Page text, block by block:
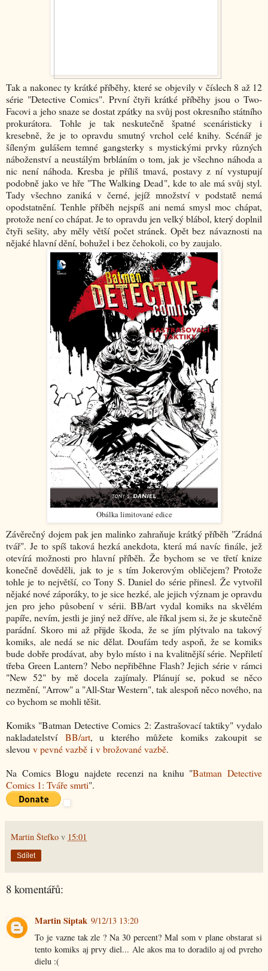
Tak a nakonec ty krátké příběhy, které se objevily v číslech 8 až 12
série "Detective Comics". První čtyři krátké příběhy jsou o Two-
Facovi a jeho snaze se dostat zpátky na svůj post okresního státního
prokurátora. Tohle je tak neskutečně špatné scenáristicky i
kresebně, že je to opravdu smutný vrchol celé knihy. Scénář je
šíleným gulášem temné gangsterky s mystickými prvky různých
náboženství a neustálým brbláním o tom, jak je všechno náhoda a
nic není náhoda. Kresba je příliš tmavá, postavy z ní vystupují
podobně jako ve hře "The Walking Dead", kde to ale má svůj styl.
Tady všechno zaniká v černé, jejíž množství v podstatě nemá
opodstatnění. Tenhle příběh nejspíš ani nemá smysl moc chápat,
protože není co chápat. Je to opravdu jen velký blábol, který doplnil
čtyři sešity, aby měly větší počet stránek. Opět bez návaznosti na
nějaké hlavní dění, bohužel i bez čehokoli, co by zaujalo.
Obálka limitované edice
Závěrečný dojem pak jen malinko zahraňuje krátký příběh "Zrádná
tvář". Je to spíš taková hezká anekdota, která má navíc finále, jež
otevírá možnosti pro hlavní příběh. Že bychom se ve třetí knize
konečně dověděli, jak to je s tím Jokerovým obličejem? Protože
tohle je to největší, co Tony S. Daniel do série přinesl. Že vytvořil
nějaké nové záporáky, to je sice hezké, ale jejich význam je opravdu
jen pro jeho působení v sérii. BB/art vydal komiks na skvělém
papíře, nevím, jestli je jiný než dříve, ale říkal jsem si, že je skutečně
parádní. Skoro mi až přijde škoda, že se jím plýtvalo na takový
komiks, ale nedá se nic dělat. Doufám tedy aspoň, že se komiks
bude dobře prodávat, aby bylo místo i na kvalitnější série. Nepřiletí
třeba Green Lantern? Nebo nepřiběhne Flash? Jejich série v rámci
"New 52" by mě docela zajímaly. Plánují se, pokud se něco
nezmění, "Arrow" a "All-Star Western", tak alespoň něco nového, na
co bychom se mohli těšit.
Komiks "Batman Detective Comics 2: Zastrašovací taktiky" vydalo
nakladatelství BB/art, u kterého můžete komiks zakoupit se
slevou v pevné vazbě i v brožované vazbě.
Na Comics Blogu najdete recenzi na knihu "Batman Detective
Comics 1: Tváře smrti".
Martin Štefko v 15:01
Sdílet
8 komentářů:
Martin Siptak 9/12/13 13:20
To je vazne tak zle ? Na 30 percent? Mal som v plane obstarat si
tento komiks aj prvy diel... Ale akos ma to doradilo aj od pvreho
dielu :(